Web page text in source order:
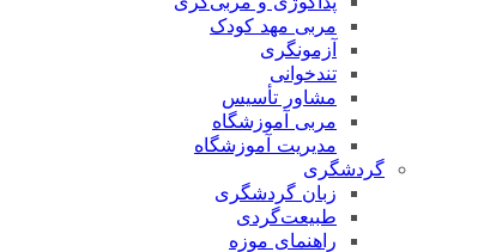
مربی مهد کودک
آزمونگری
تندخوانی
مشاور تأسیس
مربی آموزشگاه
مدیریت آموزشگاه
گردشگری
زبان گردشگری
طبیعت‌گردی
راهنمای موزه